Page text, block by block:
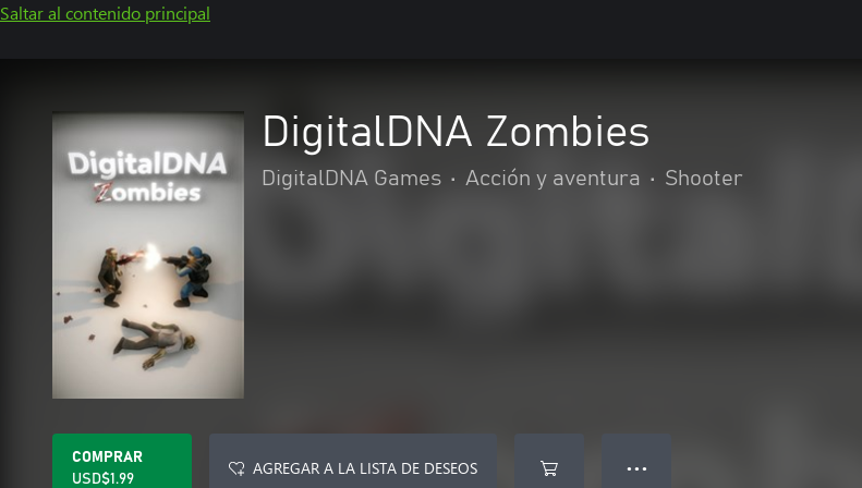
Saltar al contenido principal
DigitalDNA Zombies
DigitalDNA Games • Acción y aventura • Shooter
COMPRAR
USD$1.99
AGREGAR A LA LISTA DE DESEOS ● ● ●